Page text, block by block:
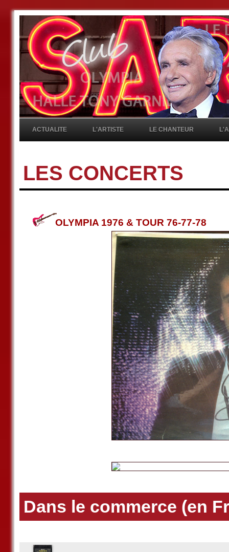
ACTUALITE L'ARTISTE LE CHANTEUR
LES CONCERTS
OLYMPIA 1976 & TOUR 76-77-78
Dans le commerce (en